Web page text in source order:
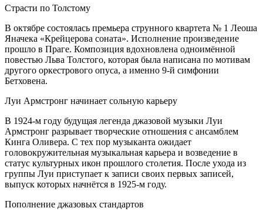
Страсти по Толстому
В октябре состоялась премьера струнного квартета № 1 Леоша
Яначека «Крейцерова соната». Исполнение произведение
прошло в Праге. Композиция вдохновлена одноимённой
повестью Льва Толстого, которая была написана по мотивам
другого оркестрового опуса, а именно 9-й симфонии
Бетховена.
Луи Армстронг начинает сольную карьеру
В 1924-м году будущая легенда джазовой музыки Луи
Армстронг разрывает творческие отношения с ансамблем
Кинга Оливера. С тех пор музыканта ожидает
головокружительная музыкальная карьера и возведение в
статус культурных икон прошлого столетия. После ухода из
группы Луи приступает к записи своих первых записей,
выпуск которых начнётся в 1925-м году.
Пополнение джазовых стандартов